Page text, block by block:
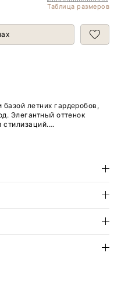
Таблица размеров
летних гардеробов,
Элегантный оттенок
стилизаций.
более приятной к
круглым вырезом под
стильно смотрится и
денимом, хлопковыми
вариантами по вкусу.